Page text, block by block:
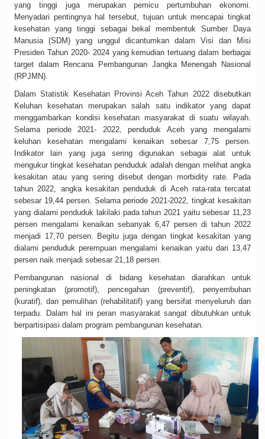
yang tinggi juga merupakan pemicu pertumbuhan ekonomi.
Menyadari pentingnya hal tersebut, tujuan untuk mencapai tingkat
kesehatan yang tinggi sebagai bekal membentuk Sumber Daya
Manusia (SDM) yang unggul dicantumkan dalam Visi dan Misi
Presiden Tahun 2020- 2024 yang kemudian tertuang dalam berbagai
target dalam Rencana Pembangunan Jangka Menengah Nasional
(RPJMN).
Dalam Statistik Kesehatan Provinsi Aceh Tahun 2022 disebutkan
Keluhan kesehatan merupakan salah satu indikator yang dapat
menggambarkan kondisi kesehatan masyarakat di suatu wilayah.
Selama periode 2021- 2022, penduduk Aceh yang mengalami
keluhan kesehatan mengalami kenaikan sebesar 7,75 persen.
Indikator lain yang juga sering digunakan sebagai alat untuk
mengukur tingkat kesehatan penduduk adalah dengan melihat angka
kesakitan atau yang sering disebut dengan morbidity rate. Pada
tahun 2022, angka kesakitan penduduk di Aceh rata-rata tercatat
sebesar 19,44 persen. Selama periode 2021-2022, tingkat kesakitan
yang dialami penduduk lakilaki pada tahun 2021 yaitu sebesar 11,23
persen mengalami kenaikan sebanyak 6,47 persen di tahun 2022
menjadi 17,70 persen. Begitu juga dengan tingkat kesakitan yang
dialami penduduk perempuan mengalami kenaikan yaitu dari 13,47
persen naik menjadi sebesar 21,18 persen.
Pembangunan nasional di bidang kesehatan diarahkan untuk
peningkatan (promotif), pencegahan (preventif), penyembuhan
(kuratif), dan pemulihan (rehabilitatif) yang bersifat menyeluruh dan
terpadu. Dalam hal ini peran masyarakat sangat dibutuhkan untuk
berpartisipasi dalam program pembangunan kesehatan.